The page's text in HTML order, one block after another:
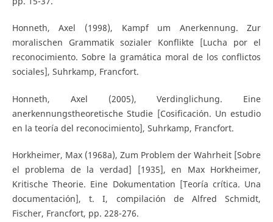
Honneth, Axel (1998), Kampf um Anerkennung. Zur
moralischen Grammatik sozialer Konflikte [Lucha por el
reconocimiento. Sobre la gramática moral de los conflictos
sociales], Suhrkamp, Francfort.
Honneth, Axel (2005), Verdinglichung. Eine
anerkennungstheoretische Studie [Cosificación. Un estudio
en la teoría del reconocimiento], Suhrkamp, Francfort.
Horkheimer, Max (1968a), Zum Problem der Wahrheit [Sobre
el problema de la verdad] [1935], en Max Horkheimer,
Kritische Theorie. Eine Dokumentation [Teoría crítica. Una
documentación], t. I, compilación de Alfred Schmidt,
Fischer, Francfort, pp. 228-276.